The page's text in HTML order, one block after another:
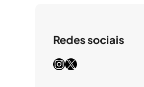
Redes sociais
InstagramX